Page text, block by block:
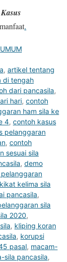
Kasus
.
UMUM
, artikel tentang
di tengah
dari pancasila,
hari, contoh
ham sila ke
4, contoh kasus
pelanggaran
, contoh
sesuai sila
, demo
kelima sila
pancasila,
sila
2020,
, kliping koran
, korupsi
pasal, macam-
sila pancasila,